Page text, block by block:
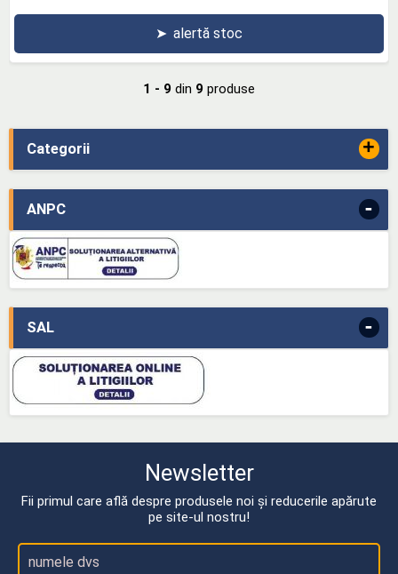
Categorii +
ANPC -
SAL -
➤ alertă stoc
1 - 9 din 9 produse
Newsletter
Fii primul care află despre produsele noi și reducerile apărute
pe site-ul nostru!